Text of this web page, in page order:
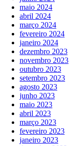
maio 2024
abril 2024
março 2024
fevereiro 2024
janeiro 2024
dezembro 2023
novembro 2023
outubro 2023
setembro 2023
agosto 2023
junho 2023
maio 2023
abril 2023
março 2023
fevereiro 2023
janeiro 2023